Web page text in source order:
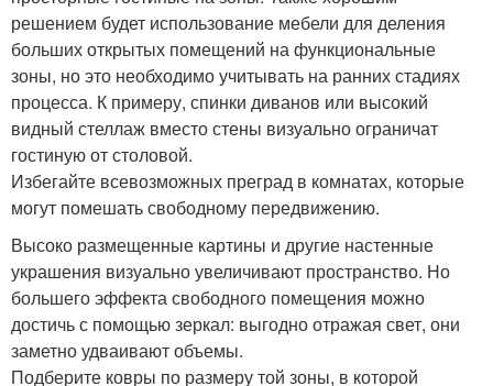
решением будет использование мебели для деления
больших открытых помещений на функциональные
зоны, но это необходимо учитывать на ранних стадиях
процесса. К примеру, спинки диванов или высокий
видный стеллаж вместо стены визуально ограничат
гостиную от столовой.
Избегайте всевозможных преград в комнатах, которые
могут помешать свободному передвижению.
Высоко размещенные картины и другие настенные
украшения визуально увеличивают пространство. Но
большего эффекта свободного помещения можно
достичь с помощью зеркал: выгодно отражая свет, они
заметно удваивают объемы.
Подберите ковры по размеру той зоны, в которой